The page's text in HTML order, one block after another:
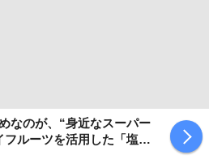
なのが、“身近なスーパー
ルーツを活用した「塩キ